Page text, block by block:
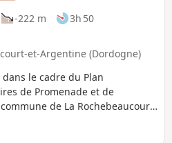
-222 m
3h 50
et-Argentine (Dordogne)
dans le cadre du Plan
de Promenade et de
de La Rochebeaucourt
historique. Puis, une